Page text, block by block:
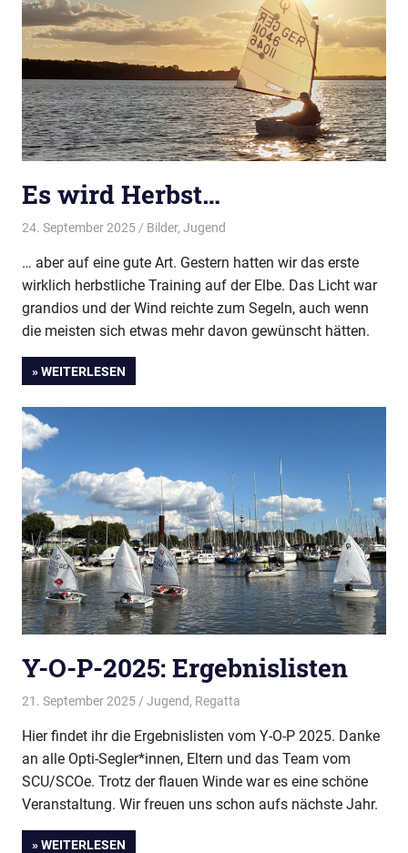
Es wird Herbst…
24. September 2025 Thees
Bilder, Jugend
… aber auf eine gute Art. Gestern hatten wir das erste
wirklich herbstliche Training auf der Elbe. Das Licht war
grandios und der Wind reichte zum Segeln, auch wenn
die meisten sich etwas mehr davon gewünscht hätten.
» WEITERLESEN
Y-O-P-2025: Ergebnislisten
21. September 2025 Thees
Jugend, Regatta
Hier findet ihr die Ergebnislisten vom Y-O-P 2025. Danke
an alle Opti-Segler*innen, Eltern und das Team vom
SCU/SCOe. Trotz der flauen Winde war es eine schöne
Veranstaltung. Wir freuen uns schon aufs nächste Jahr.
» WEITERLESEN